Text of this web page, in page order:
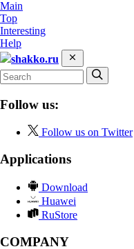
Main
Top
Interesting
Help
shakko.ru
Follow us:
Follow us on Twitter
Applications
Download
Huawei
RuStore
COMPANY